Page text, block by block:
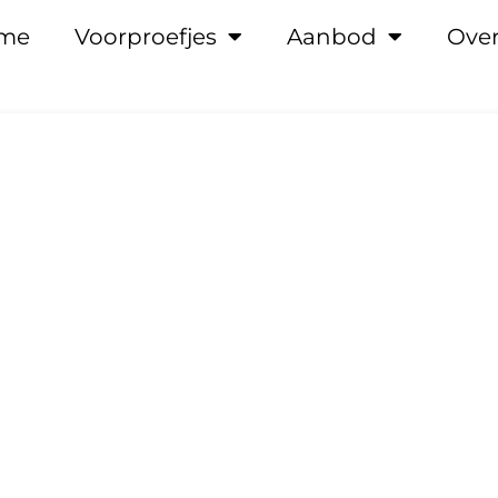
Voorproefjes Aanbod